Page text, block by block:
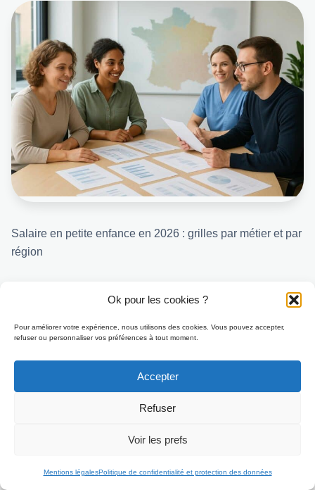
Ok pour les cookies ?
Pour améliorer votre expérience, nous utilisons des cookies. Vous pouvez accepter,
refuser ou personnaliser vos préférences à tout moment.
Accepter
Refuser
Voir les prefs
Mentions légalesPolitique de confidentialité et protection des données
Salaire en petite enfance en 2026 : grilles par métier et par
région
marqué par la nécessité d’un accompagnement de qualité
pour les jeunes enfants et par une préoccupation
croissante concernant la reconnaissance professionnelle
de celles et ceux qui y consacrent leur…
le type de stage ADVF recherché
Chaque type de stage impose une nuance dans le